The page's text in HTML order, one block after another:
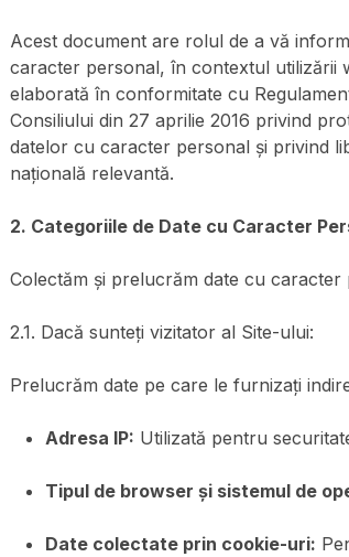
Acest document are rolul de a vă
caracter personal, în contextul utilizării
elaborată în conformitate cu
Consiliului din 27 aprilie 2016 privind
datelor cu caracter personal și privind
națională relevantă.
2. Categoriile de Date cu Caracter
Colectăm și prelucrăm date cu
2.1. Dacă sunteți vizitator al Site-ului:
Prelucrăm date pe care le furnizați
Adresa IP: Utilizată pentru
Tipul de browser și sistemul de
Date colectate prin cookie-uri: